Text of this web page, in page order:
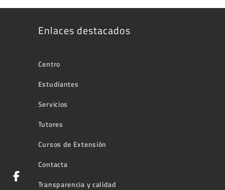
Enlaces destacados
Centro
Estudiantes
Servicios
Tutores
Cursos de Extensión
Contacta
Transparencia y calidad